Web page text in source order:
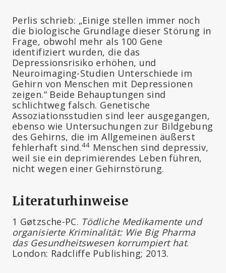
Perlis schrieb: „Einige stellen immer noch
die biologische Grundlage dieser Störung in
Frage, obwohl mehr als 100 Gene
identifiziert wurden, die das
Depressionsrisiko erhöhen, und
Neuroimaging-Studien Unterschiede im
Gehirn von Menschen mit Depressionen
zeigen.“ Beide Behauptungen sind
schlichtweg falsch. Genetische
Assoziationsstudien sind leer ausgegangen,
ebenso wie Untersuchungen zur Bildgebung
des Gehirns, die im Allgemeinen äußerst
fehlerhaft sind.44 Menschen sind depressiv,
weil sie ein deprimierendes Leben führen,
nicht wegen einer Gehirnstörung.
Literaturhinweise
1 Gøtzsche-PC. Tödliche Medikamente und
organisierte Kriminalität: Wie Big Pharma
das Gesundheitswesen korrumpiert hat.
London: Radcliffe Publishing; 2013.